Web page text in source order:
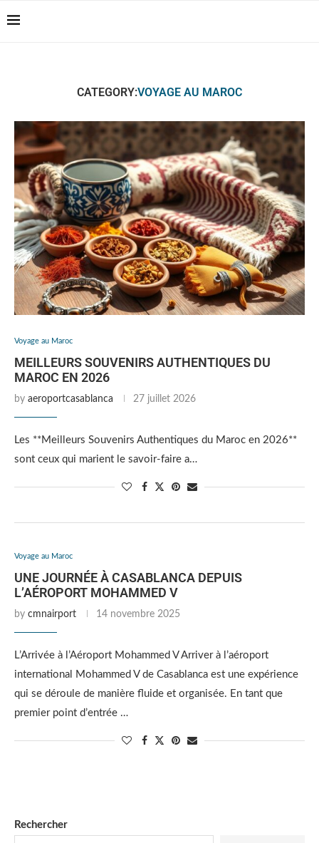
CATEGORY:VOYAGE AU MAROC
Voyage au Maroc
MEILLEURS SOUVENIRS AUTHENTIQUES DU
MAROC EN 2026
by aeroportcasablanca 27 juillet 2026
Les **Meilleurs Souvenirs Authentiques du Maroc en 2026**
sont ceux qui marient le savoir‑faire a…
Voyage au Maroc
UNE JOURNÉE À CASABLANCA DEPUIS
L’AÉROPORT MOHAMMED V
by cmnairport 14 novembre 2025
L’Arrivée à l’Aéroport Mohammed V Arriver à l’aéroport
international Mohammed V de Casablanca est une expérience
qui se déroule de manière fluide et organisée. En tant que
premier point d’entrée …
Rechercher